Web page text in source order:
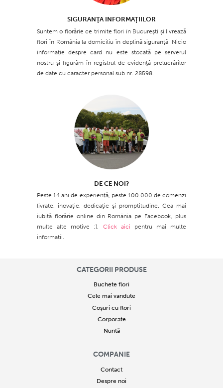
SIGURANŢA INFORMAŢIILOR
Suntem o florărie ce trimite flori în Bucureşti și livrează
flori în România la domiciliu în deplină siguranţă. Nicio
informaţie despre card nu este stocată pe serverul
nostru şi figurăm în registrul de evidenţă prelucrărilor
de date cu caracter personal sub nr. 28598.
DE CE NOI?
Peste 14 ani de experienţă, peste 100.000 de comenzi
livrate, inovaţie, dedicaţie şi promptitudine. Cea mai
iubită florărie online din România pe Facebook, plus
multe alte motive :). Click aici pentru mai multe
informații.
CATEGORII PRODUSE
Buchete flori
Cele mai vandute
Coșuri cu flori
Corporate
Nuntă
COMPANIE
Contact
Despre noi